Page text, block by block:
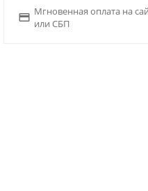
 Мгновенная оплата на
или СБП